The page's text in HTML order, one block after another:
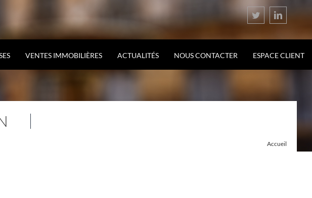
LinkedIn
Twitter
VENTES IMMOBILIÈRES ACTUALITÉS NOUS CONTACTER ESPACE CLIENT
Accueil